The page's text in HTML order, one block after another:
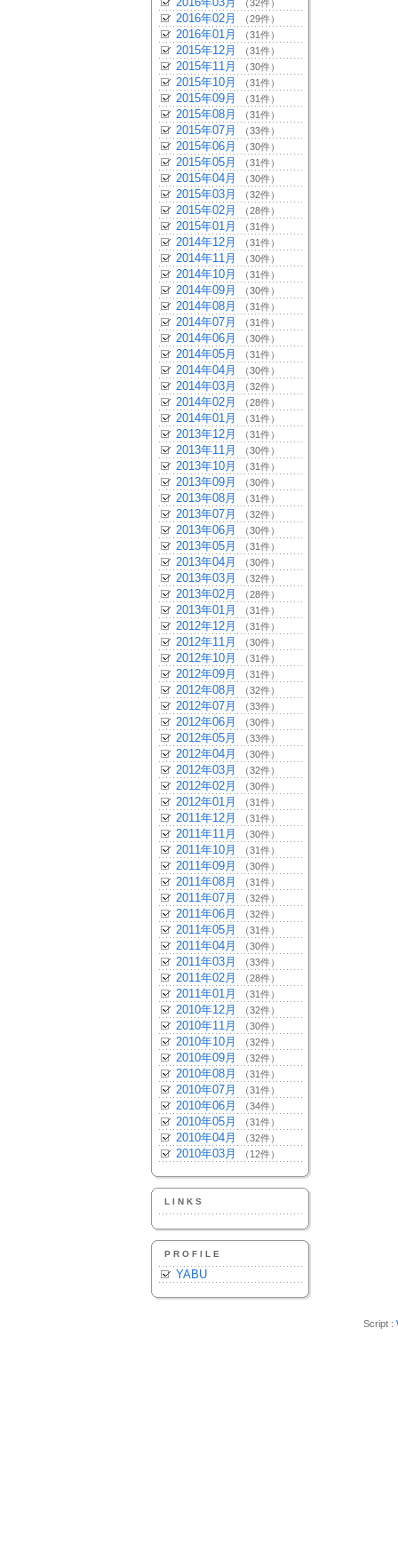
（32件）
2016年02月 （29件）
2016年01月 （31件）
2015年12月 （31件）
2015年11月 （30件）
2015年10月 （31件）
2015年09月 （31件）
2015年08月 （31件）
2015年07月 （33件）
2015年06月 （30件）
2015年05月 （31件）
2015年04月 （30件）
2015年03月 （32件）
2015年02月 （28件）
2015年01月 （31件）
2014年12月 （31件）
2014年11月 （30件）
2014年10月 （31件）
2014年09月 （30件）
2014年08月 （31件）
2014年07月 （31件）
2014年06月 （30件）
2014年05月 （31件）
2014年04月 （30件）
2014年03月 （32件）
2014年02月 （28件）
2014年01月 （31件）
2013年12月 （31件）
2013年11月 （30件）
2013年10月 （31件）
2013年09月 （30件）
2013年08月 （31件）
2013年07月 （32件）
2013年06月 （30件）
2013年05月 （31件）
2013年04月 （30件）
2013年03月 （32件）
2013年02月 （28件）
2013年01月 （31件）
2012年12月 （31件）
2012年11月 （30件）
2012年10月 （31件）
2012年09月 （31件）
2012年08月 （32件）
2012年07月 （33件）
2012年06月 （30件）
2012年05月 （33件）
2012年04月 （30件）
2012年03月 （32件）
2012年02月 （30件）
2012年01月 （31件）
2011年12月 （31件）
2011年11月 （30件）
2011年10月 （31件）
2011年09月 （30件）
2011年08月 （31件）
2011年07月 （32件）
2011年06月 （32件）
2011年05月 （31件）
2011年04月 （30件）
2011年03月 （33件）
2011年02月 （28件）
2011年01月 （31件）
2010年12月 （32件）
2010年11月 （30件）
2010年10月 （32件）
2010年09月 （32件）
2010年08月 （31件）
2010年07月 （31件）
2010年06月 （34件）
2010年05月 （31件）
2010年04月 （32件）
2010年03月 （12件）
LINKS
PROFILE
YABU
Script :